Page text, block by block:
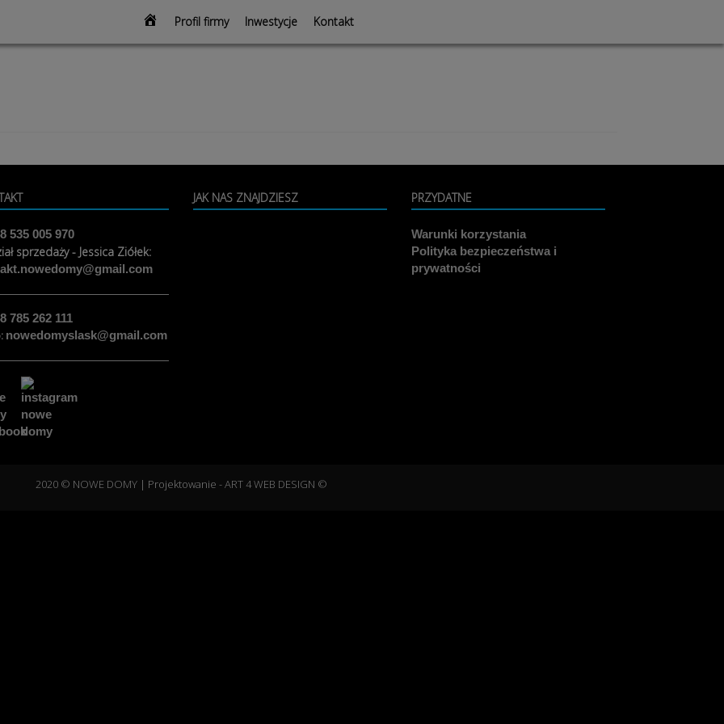
Strona
Profil firmy Inwestycje Kontakt
535 005 970
sprzedaży - Jessica Ziółek:
785 262 111
nowedomyslask@gmail.com
JAK NAS ZNAJDZIESZ PRZYDATNE
Warunki korzystania
Polityka bezpieczeństwa i
prywatności
2020 © NOWE DOMY | Projektowanie -ART 4 WEB DESIGN ©